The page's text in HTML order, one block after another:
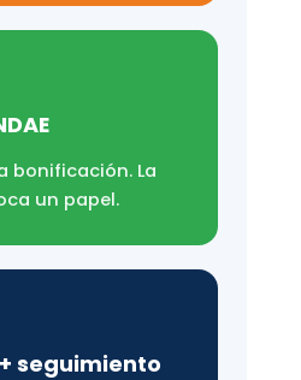
bonificación. La
un papel.
seguimiento